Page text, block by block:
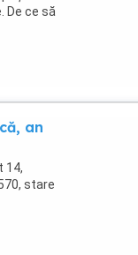
De ce să
an
14,
stare